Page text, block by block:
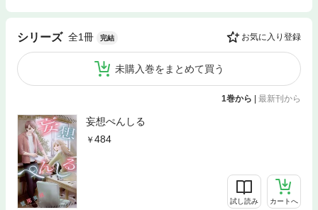
シリーズ 全1冊 完結 お気に入り登録
未購入巻をまとめて買う
1巻から 最新刊から
妄想ぺんしる
484
試し読み カートへ